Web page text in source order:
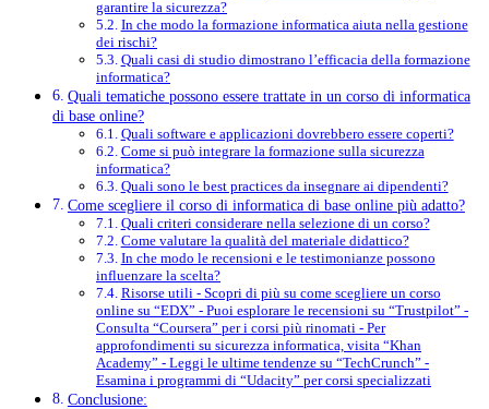
garantire la sicurezza?
In che modo la formazione informatica aiuta nella gestione
dei rischi?
Quali casi di studio dimostrano l’efficacia della formazione
informatica?
Quali tematiche possono essere trattate in un corso di informatica
di base online?
Quali software e applicazioni dovrebbero essere coperti?
Come si può integrare la formazione sulla sicurezza
informatica?
Quali sono le best practices da insegnare ai dipendenti?
Come scegliere il corso di informatica di base online più adatto?
Quali criteri considerare nella selezione di un corso?
Come valutare la qualità del materiale didattico?
In che modo le recensioni e le testimonianze possono
influenzare la scelta?
Risorse utili - Scopri di più su come scegliere un corso
online su “EDX” - Puoi esplorare le recensioni su “Trustpilot” -
Consulta “Coursera” per i corsi più rinomati - Per
approfondimenti su sicurezza informatica, visita “Khan
Academy” - Leggi le ultime tendenze su “TechCrunch” -
Esamina i programmi di “Udacity” per corsi specializzati
Conclusione: